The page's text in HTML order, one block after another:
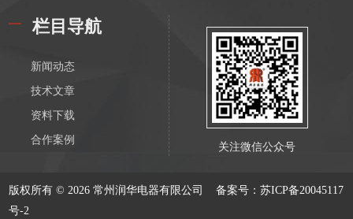
栏目导航
新闻动态
技术文章
资料下载
合作案例
关注微信公众号
版权所有 © 2026 常州润华电器有限公司备案号：苏ICP备20045117
号-2